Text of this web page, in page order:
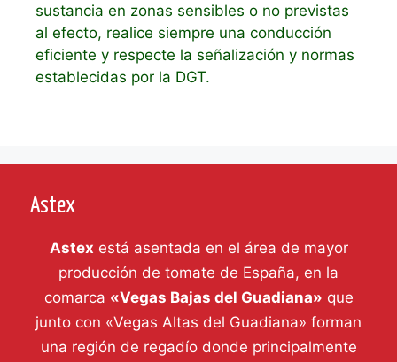
sustancia en zonas sensibles o no previstas
al efecto, realice siempre una conducción
eficiente y respecte la señalización y normas
establecidas por la DGT.
Astex
Astex está asentada en el área de mayor
producción de tomate de España, en la
comarca «Vegas Bajas del Guadiana» que
junto con «Vegas Altas del Guadiana» forman
una región de regadío donde principalmente